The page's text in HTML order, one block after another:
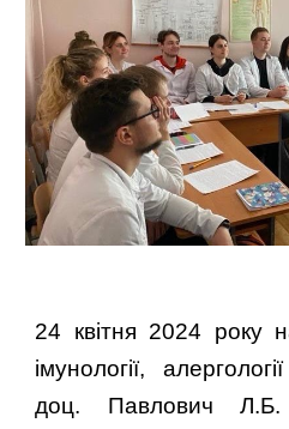
24 квітня 2024 року
імунології,
доц. Павлович